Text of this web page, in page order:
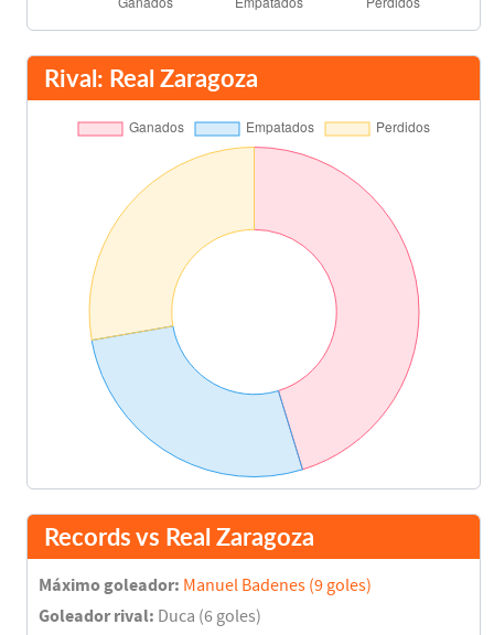
Rival: Real Zaragoza
Records vs Real Zaragoza
Máximo goleador: Manuel Badenes (9 goles)
Goleador rival: Duca (6 goles)